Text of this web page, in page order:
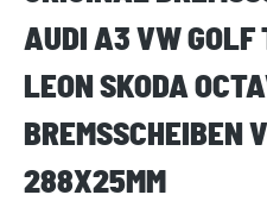
AUDI A3 VW GOLF
LEON SKODA
BREMSSCHEIBEN
288X25MM